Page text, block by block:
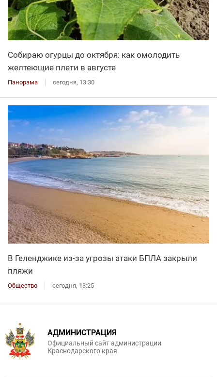
Собираю огурцы до октября: как омолодить
желтеющие плети в августе
Панорама сегодня, 13:30
В Геленджике из-за угрозы атаки БПЛА закрыли
пляжи
Общество сегодня, 13:25
АДМИНИСТРАЦИЯ
Официальный сайт администрации
Краснодарского края